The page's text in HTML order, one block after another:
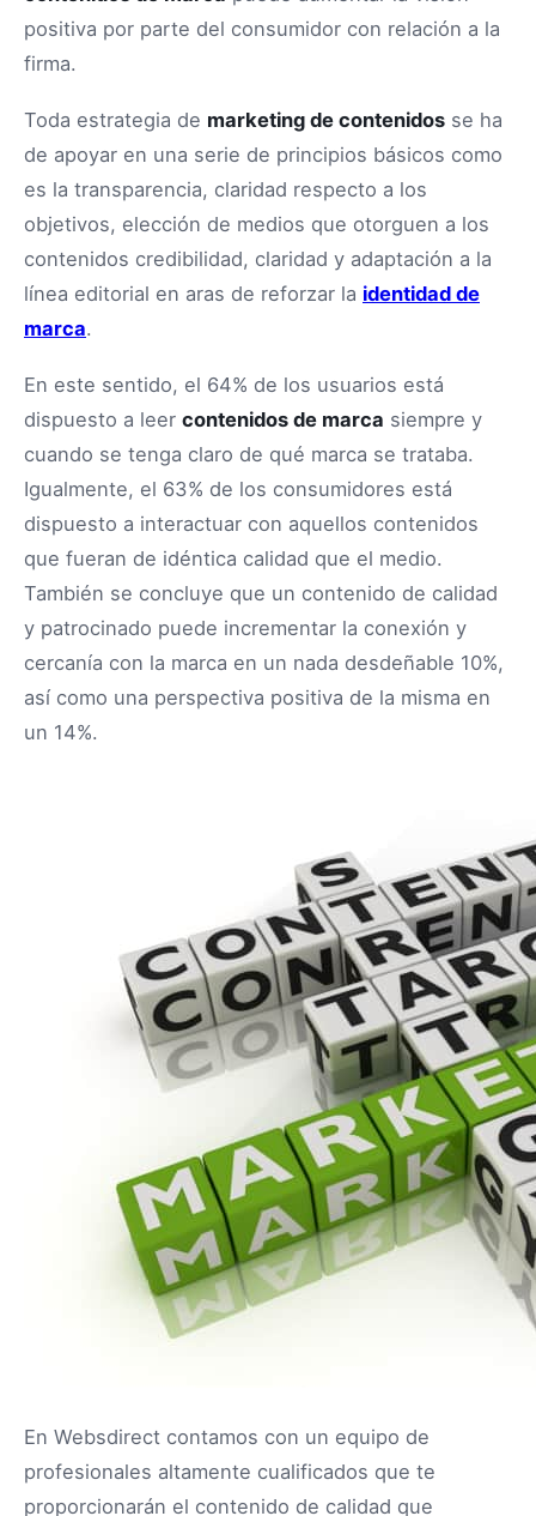
positiva por parte del consumidor con relación a la
firma.
Toda estrategia de marketing de contenidos se ha
de apoyar en una serie de principios básicos como
es la transparencia, claridad respecto a los
objetivos, elección de medios que otorguen a los
contenidos credibilidad, claridad y adaptación a la
línea editorial en aras de reforzar la identidad de
marca.
En este sentido, el 64% de los usuarios está
dispuesto a leer contenidos de marca siempre y
cuando se tenga claro de qué marca se trataba.
Igualmente, el 63% de los consumidores está
dispuesto a interactuar con aquellos contenidos
que fueran de idéntica calidad que el medio.
También se concluye que un contenido de calidad
y patrocinado puede incrementar la conexión y
cercanía con la marca en un nada desdeñable 10%,
así como una perspectiva positiva de la misma en
un 14%.
En Websdirect contamos con un equipo de
profesionales altamente cualificados que te
proporcionarán el contenido de calidad que